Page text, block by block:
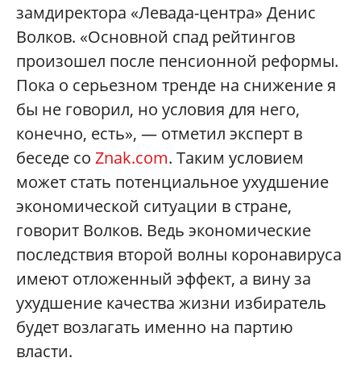
замдиректора «Левада-центра» Денис
Волков. «Основной спад рейтингов
произошел после пенсионной реформы.
Пока о серьезном тренде на снижение я
бы не говорил, но условия для него,
конечно, есть», — отметил эксперт в
беседе со Znak.com. Таким условием
может стать потенциальное ухудшение
экономической ситуации в стране,
говорит Волков. Ведь экономические
последствия второй волны коронавируса
имеют отложенный эффект, а вину за
ухудшение качества жизни избиратель
будет возлагать именно на партию
власти.